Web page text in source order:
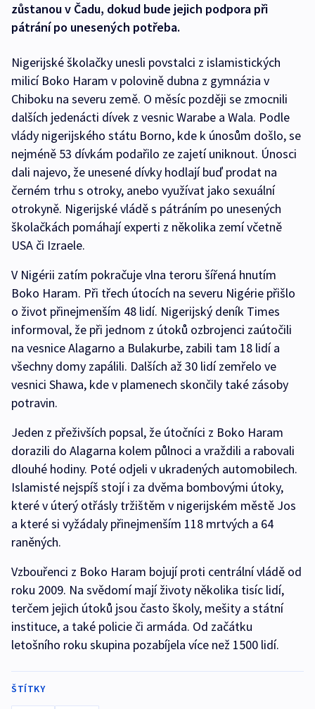
zůstanou v Čadu, dokud bude jejich podpora při
pátrání po unesených potřeba.
Nigerijské školačky unesli povstalci z islamistických
milicí Boko Haram v polovině dubna z gymnázia v
Chiboku na severu země. O měsíc později se zmocnili
dalších jedenácti dívek z vesnic Warabe a Wala. Podle
vlády nigerijského státu Borno, kde k únosům došlo, se
nejméně 53 dívkám podařilo ze zajetí uniknout. Únosci
dali najevo, že unesené dívky hodlají buď prodat na
černém trhu s otroky, anebo využívat jako sexuální
otrokyně. Nigerijské vládě s pátráním po unesených
školačkách pomáhají experti z několika zemí včetně
USA či Izraele.
V Nigérii zatím pokračuje vlna teroru šířená hnutím
Boko Haram. Při třech útocích na severu Nigérie přišlo
o život přinejmenším 48 lidí. Nigerijský deník Times
informoval, že při jednom z útoků ozbrojenci zaútočili
na vesnice Alagarno a Bulakurbe, zabili tam 18 lidí a
všechny domy zapálili. Dalších až 30 lidí zemřelo ve
vesnici Shawa, kde v plamenech skončily také zásoby
potravin.
Jeden z přeživších popsal, že útočníci z Boko Haram
dorazili do Alagarna kolem půlnoci a vraždili a rabovali
dlouhé hodiny. Poté odjeli v ukradených automobilech.
Islamisté nejspíš stojí i za dvěma bombovými útoky,
které v úterý otřásly tržištěm v nigerijském městě Jos
a které si vyžádaly přinejmenším 118 mrtvých a 64
raněných.
Vzbouřenci z Boko Haram bojují proti centrální vládě od
roku 2009. Na svědomí mají životy několika tisíc lidí,
terčem jejich útoků jsou často školy, mešity a státní
instituce, a také policie či armáda. Od začátku
letošního roku skupina pozabíjela více než 1500 lidí.
ŠTÍTKY